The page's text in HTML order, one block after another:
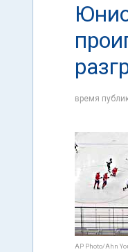
время
AP Photo/Ahn